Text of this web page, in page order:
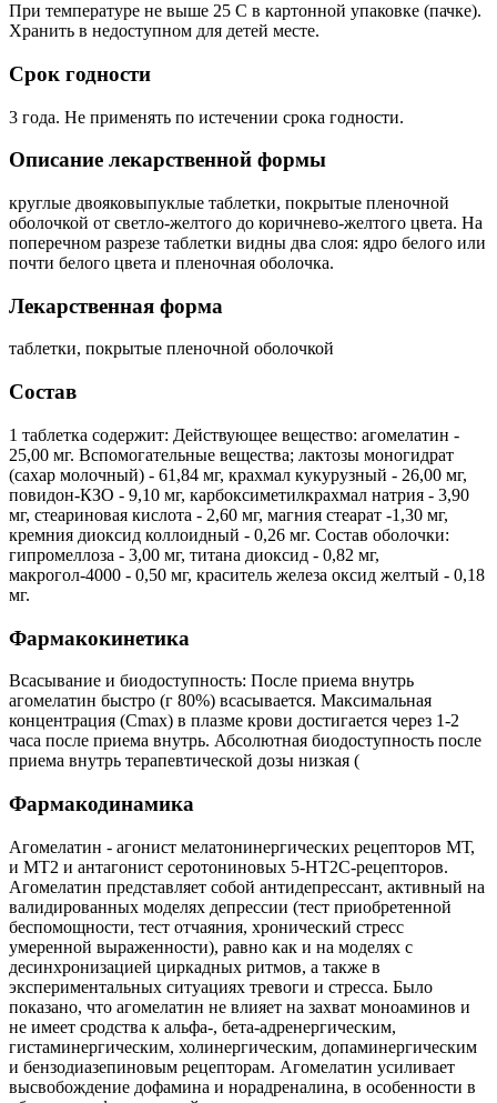
При температуре не выше 25 C в картонной упаковке (пачке).
Хранить в недоступном для детей месте.
Срок годности
3 года. Не применять по истечении срока годности.
Описание лекарственной формы
круглые двояковыпуклые таблетки, покрытые пленочной
оболочкой от светло-желтого до коричнево-желтого цвета. На
поперечном разрезе таблетки видны два слоя: ядро белого или
почти белого цвета и пленочная оболочка.
Лекарственная форма
таблетки, покрытые пленочной оболочкой
Состав
1 таблетка содержит: Действующее вещество: агомелатин -
25,00 мг. Вспомогательные вещества; лактозы моногидрат
(сахар молочный) - 61,84 мг, крахмал кукурузный - 26,00 мг,
повидон-КЗО - 9,10 мг, карбоксиметилкрахмал натрия - 3,90
мг, стеариновая кислота - 2,60 мг, магния стеарат -1,30 мг,
кремния диоксид коллоидный - 0,26 мг. Состав оболочки:
гипромеллоза - 3,00 мг, титана диоксид - 0,82 мг,
макрогол-4000 - 0,50 мг, краситель железа оксид желтый - 0,18
мг.
Фармакокинетика
Всасывание и биодоступность: После приема внутрь
агомелатин быстро (г 80%) всасывается. Максимальная
концентрация (Сmах) в плазме крови достигается через 1-2
часа после приема внутрь. Абсолютная биодоступность после
приема внутрь терапевтической дозы низкая (
Фармакодинамика
Агомелатин - агонист мелатонинергических рецепторов МТ,
и МТ2 и антагонист серотониновых 5-НТ2С-рецепторов.
Агомелатин представляет собой антидепрессант, активный на
валидированных моделях депрессии (тест приобретенной
беспомощности, тест отчаяния, хронический стресс
умеренной выраженности), равно как и на моделях с
десинхронизацией циркадных ритмов, а также в
экспериментальных ситуациях тревоги и стресса. Было
показано, что агомелатин не влияет на захват моноаминов и
не имеет сродства к альфа-, бета-адренергическим,
гистаминергическим, холинергическим, допаминергическим
и бензодиазепиновым рецепторам. Агомелатин усиливает
высвобождение дофамина и норадреналина, в особенности в